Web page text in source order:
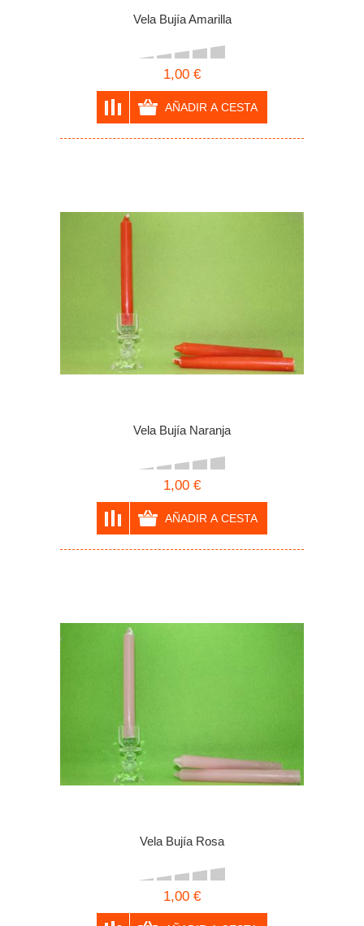
Vela Bujía Amarilla
1,00 €
Vela Bujía Naranja
1,00 €
Vela Bujía Rosa
1,00 €